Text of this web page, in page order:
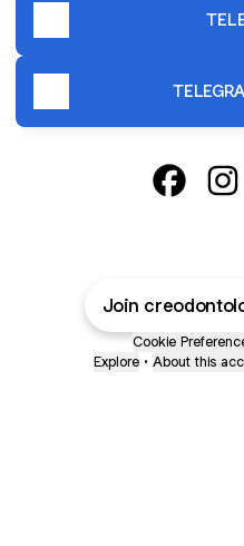
Join
Cookie
Explore • About this